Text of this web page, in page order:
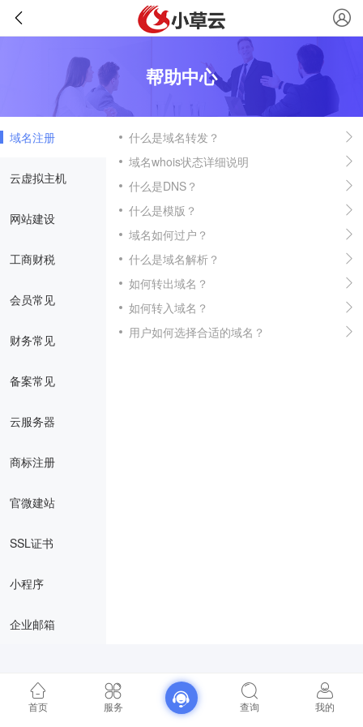
帮助中心
域名注册
云虚拟主机
网站建设
工商财税
会员常见
财务常见
备案常见
云服务器
商标注册
官微建站
SSL证书
小程序
企业邮箱
什么是域名转发？
域名whois状态详细说明
什么是DNS？
什么是模版？
域名如何过户？
什么是域名解析？
如何转出域名？
如何转入域名？
用户如何选择合适的域名？
首页 服务 查询 我的